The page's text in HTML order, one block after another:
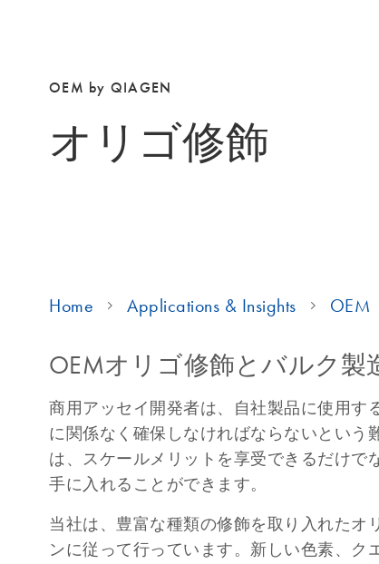
OEM by QIAGEN
オリゴ修飾
Home Applications & Insights OEM
OEMオリゴ修飾とバルク製
商用アッセイ開発者は、自社製品に使用す
に関係なく確保しなければならないという
は、スケールメリットを享受できるだけで
手に入れることができます。
当社は、豊富な種類の修飾を取り入れたオ
ンに従って行っています。新しい色素、ク